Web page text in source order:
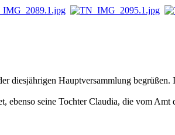
diesjährigen Hauptversammlung
ebenso seine Tochter Claudia, die vom Amt